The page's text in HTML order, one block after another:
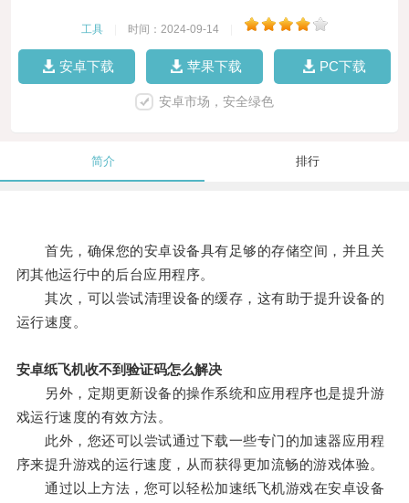
工具 时间：2024-09-14
安卓下载 苹果下载 PC下载
安卓市场，安全绿色
简介 排行
首先，确保您的安卓设备具有足够的存储空间，并且关
闭其他运行中的后台应用程序。
其次，可以尝试清理设备的缓存，这有助于提升设备的
运行速度。
安卓纸飞机收不到验证码怎么解决
另外，定期更新设备的操作系统和应用程序也是提升游
戏运行速度的有效方法。
此外，您还可以尝试通过下载一些专门的加速器应用程
序来提升游戏的运行速度，从而获得更加流畅的游戏体验。
通过以上方法，您可以轻松加速纸飞机游戏在安卓设备